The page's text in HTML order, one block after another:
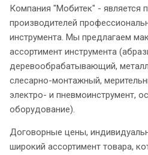
Компания "Мобитек" - является
производителей
инструмента. Мы предлагаем
ассортимент инструмента
деревообрабатывающий,
слесарно-монтажный,
электро- и пневмоинструмент,
оборудование).
Договорные цены,
широкий ассортимент товара,